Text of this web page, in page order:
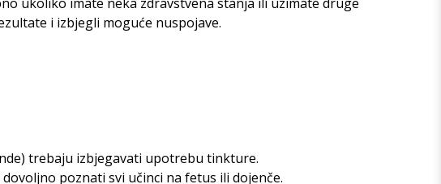
i izbjegli moguće nuspojave.
trebaju izbjegavati upotrebu tinkture.
poznati svi učinci na fetus ili dojenče.